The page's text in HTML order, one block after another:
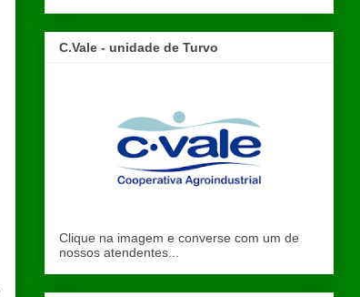
C.Vale - unidade de Turvo
Clique na imagem e converse com um de
nossos atendentes...